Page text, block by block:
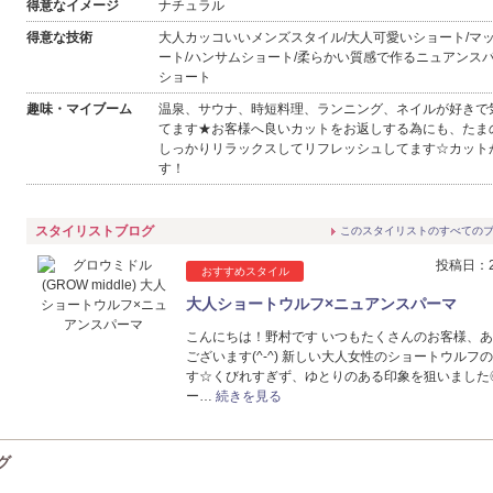
得意なイメージ ナチュラル
得意な技術
大人カッコいいメンズスタイル/大人可愛いショート/マ
ート/ハンサムショート/柔らかい質感で作るニュアンス
ショート
趣味・マイブーム
温泉、サウナ、時短料理、ランニング、ネイルが好きで
てます★お客様へ良いカットをお返しする為にも、たま
しっかりリラックスしてリフレッシュしてます☆カット
す！
スタイリストブログ このスタイリストのすべての
おすすめスタイル 投稿日：
大人ショートウルフ×ニュアンスパーマ
こんにちは！野村です いつもたくさんのお客様、
ございます(^-^) 新しい大人女性のショートウルフ
す☆くびれすぎず、ゆとりのある印象を狙いまし
ー… 続きを見る